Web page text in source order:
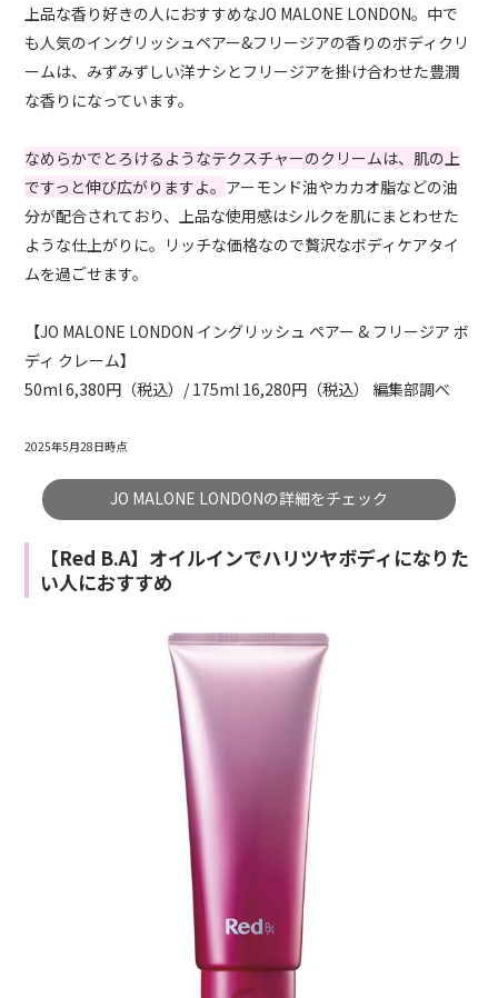
上品な香り好きの人におすすめなJO MALONE LONDON。中で
も人気のイングリッシュペアー&フリージアの香りのボディクリ
ームは、みずみずしい洋ナシとフリージアを掛け合わせた豊潤
な香りになっています。
なめらかでとろけるようなテクスチャーのクリームは、肌の上
ですっと伸び広がりますよ。 アーモンド油やカカオ脂などの油
分が配合されており、上品な使用感はシルクを肌にまとわせた
ような仕上がりに。リッチな価格なので贅沢なボディケアタイ
ムを過ごせます。
【JO MALONE LONDON イングリッシュ ペアー & フリージア ボ
ディ クレーム】
50ml 6,380円（税込）/ 175ml 16,280円（税込） 編集部調べ
2025年5月28日時点
JO MALONE LONDONの詳細をチェック
【Red B.A】オイルインでハリツヤボディになりた
い人におすすめ